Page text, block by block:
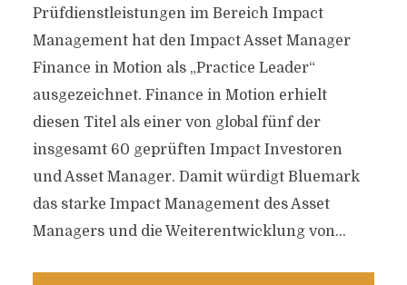
Prüfdienstleistungen im Bereich Impact
Management hat den Impact Asset Manager
Finance in Motion als „Practice Leader“
ausgezeichnet. Finance in Motion erhielt
diesen Titel als einer von global fünf der
insgesamt 60 geprüften Impact Investoren
und Asset Manager. Damit würdigt Bluemark
das starke Impact Management des Asset
Managers und die Weiterentwicklung von...